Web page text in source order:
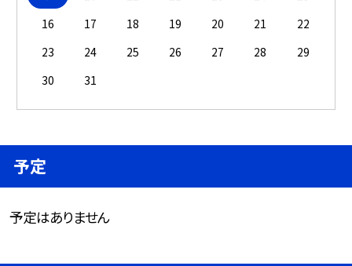
16
17 18 19 20 21
22
23
24 25 26 27 28
29
30
31
予定
予定はありません